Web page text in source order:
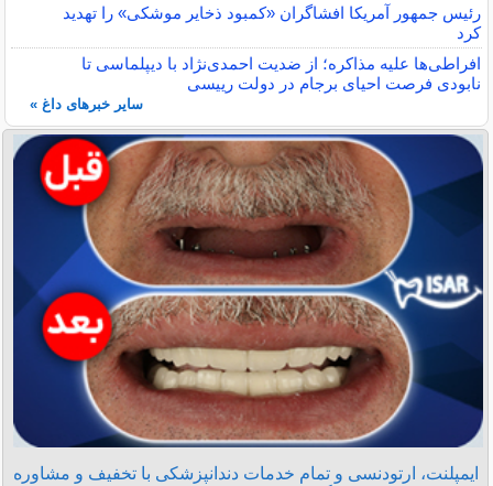
رئیس جمهور آمریکا افشاگران «کمبود ذخایر موشکی» را تهدید
کرد
افراطی‌ها علیه مذاکره؛ از ضدیت احمدی‌نژاد با دیپلماسی تا
نابودی فرصت احیای برجام در دولت رییسی
سایر خبرهای داغ »
ایمپلنت، ارتودنسی و تمام خدمات دندانپزشکی با تخفیف و مشاوره